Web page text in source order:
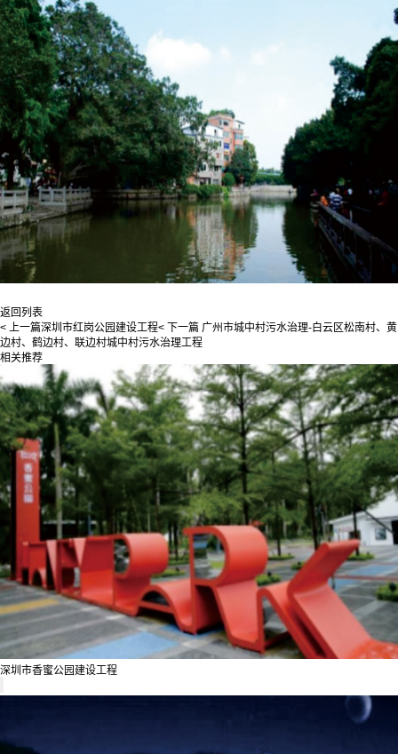
返回列表
< 上一篇深圳市红岗公园建设工程< 下一篇 广州市城中村污水治理-白云区松南村、黄
边村、鹤边村、联边村城中村污水治理工程
相关推荐
深圳市香蜜公园建设工程